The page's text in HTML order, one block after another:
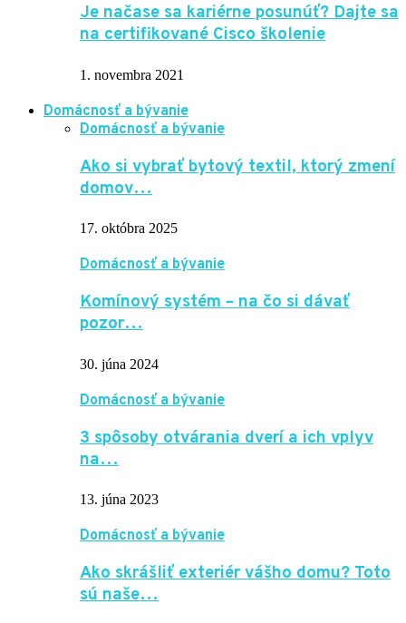
Je načase sa kariérne posunúť? Dajte sa
na certifikované Cisco školenie
1. novembra 2021
Domácnosť a bývanie
Domácnosť a bývanie
Ako si vybrať bytový textil, ktorý zmení
domov…
17. októbra 2025
Domácnosť a bývanie
Komínový systém – na čo si dávať
pozor…
30. júna 2024
Domácnosť a bývanie
3 spôsoby otvárania dverí a ich vplyv
na…
13. júna 2023
Domácnosť a bývanie
Ako skrášliť exteriér vášho domu? Toto
sú naše…